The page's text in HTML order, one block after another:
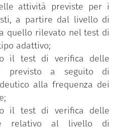
attività previste per i
a partire dal livello di
quello rilevato nel test di
adattivo;
il test di verifica delle
previsto a seguito di
alla frequenza dei
il test di verifica delle
relativo al livello di